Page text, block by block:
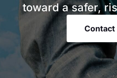
toward a safer,